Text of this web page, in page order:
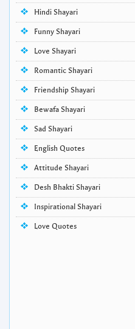
Hindi Shayari
Funny Shayari
Love Shayari
Romantic Shayari
Friendship Shayari
Bewafa Shayari
Sad Shayari
English Quotes
Attitude Shayari
Desh Bhakti Shayari
Inspirational Shayari
Love Quotes